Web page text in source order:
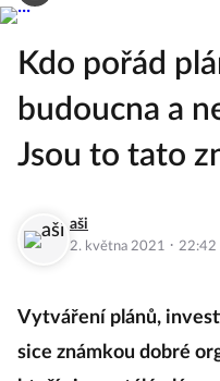
Kdo pořád
budoucna a
Jsou to tato
aši
2. května 2021 · 22:42
Vytváření plánů,
sice známkou dobré